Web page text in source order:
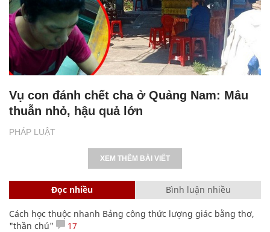
PHÁP LUẬT
Vụ con đánh chết cha ở Quảng Nam: Mâu
thuẫn nhỏ, hậu quả lớn
XEM THÊM BÀI VIẾT
Đọc nhiều Bình luận nhiều
Cách học thuộc nhanh Bảng công thức lượng giác bằng thơ,
"thần chú"
17